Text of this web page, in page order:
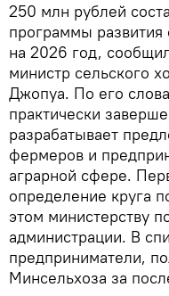
250 млн рублей
программы развития
на 2026 год,
министр сельского
Джопуа. По его
практически
разрабатывает
фермеров и
аграрной сфере.
определение круга
этом министерству
администрации. В
предприниматели,
Минсельхоза за